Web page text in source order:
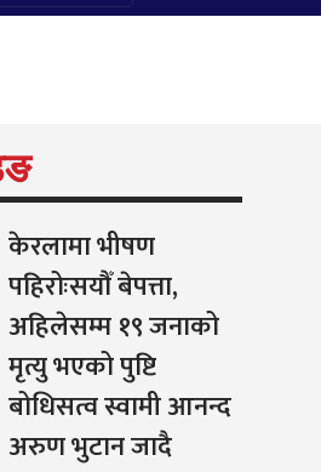
केरलामा भीषण
पहिरोःसयौँ बेपत्ता,
अहिलेसम्म १९ जनाको
मृत्यु भएको पुष्टि
बोधिसत्व स्वामी आनन्द
अरुण भुटान जादै